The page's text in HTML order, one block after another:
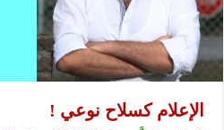
الإعلام كسلاح نوعي !